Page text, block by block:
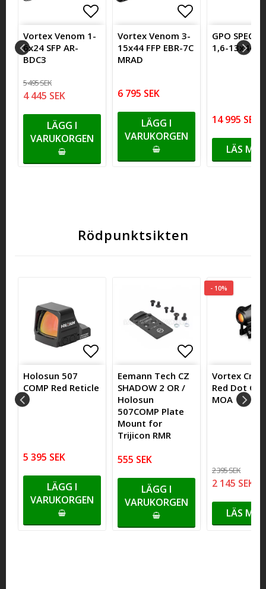
till i favoritlistan
till i favoritlistan
Lägg till i favoritlistan
Lägg till i favoritlistan
Vortex Venom 1-
6x24 SFP AR-
BDC3
5 495 SEK
4 445 SEK
LÄGG I
VARUKORGEN
Lägg till i
Lägg till i
Vortex Venom 3-
15x44 FFP EBR-7C
MRAD
6 795 SEK
LÄGG I
VARUKORGEN
GPO
1,6-13x44i
14 995 SEK
LÄS MER
Rödpunktsikten
till i favoritlistan
till i favoritlistanLägg till i favoritlistan
Lägg till i favoritlistan
Holosun 507
COMP Red Reticle
5 395 SEK
LÄGG I
VARUKORGEN
Lägg till i
Lägg till i
Eemann Tech CZ
SHADOW 2 OR /
Holosun
507COMP Plate
Mount for
Trijicon RMR
555 SEK
LÄGG I
VARUKORGEN
- 10%
Vortex
Red Dot
MOA
2 395 SEK
2 145 SEK
LÄS MER